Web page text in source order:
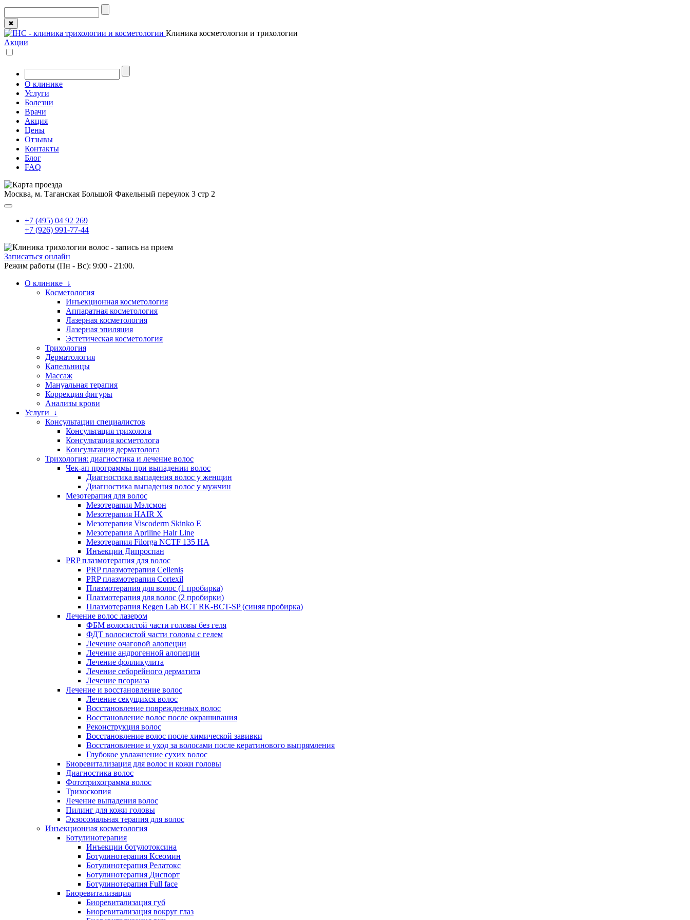
✖
Клиника косметологии и трихологии
Акции
О клинике
Услуги
Болезни
Врачи
Акция
Цены
Отзывы
Контакты
Блог
FAQ
Москва, м. Таганская Большой Факельный переулок 3 стр 2
+7 (495) 04 92 269
+7 (926) 991-77-44
Записаться онлайн
Режим работы (Пн - Вс): 9:00 - 21:00.
О клинике ↓
Косметология
Инъекционная косметология
Аппаратная косметология
Лазерная косметология
Лазерная эпиляция
Эстетическая косметология
Трихология
Дерматология
Капельницы
Массаж
Мануальная терапия
Коррекция фигуры
Анализы крови
Услуги ↓
Консультации специалистов
Консультация трихолога
Консультация косметолога
Консультация дерматолога
Трихология: диагностика и лечение волос
Чек-ап программы при выпадении волос
Диагностика выпадения волос у женщин
Диагностика выпадения волос у мужчин
Мезотерапия для волос
Мезотерапия Мэлсмон
Мезотерапия HAIR X
Мезотерапия Viscoderm Skinko E
Мезотерапия Apriline Hair Line
Мезотерапия Filorga NCTF 135 HA
Инъекции Дипроспан
PRP плазмотерапия для волос
PRP плазмотерапия Cellenis
PRP плазмотерапия Cortexil
Плазмотерапия для волос (1 пробирка)
Плазмотерапия для волос (2 пробирки)
Плазмотерапия Regen Lab BCT RK-BCT-SP (синяя пробирка)
Лечение волос лазером
ФБМ волосистой части головы без геля
ФДТ волосистой части головы с гелем
Лечение очаговой алопеции
Лечение андрогенной алопеции
Лечение фолликулита
Лечение себорейного дерматита
Лечение псориаза
Лечение и восстановление волос
Лечение секущихся волос
Восстановление поврежденных волос
Восстановление волос после окрашивания
Реконструкция волос
Восстановление волос после химической завивки
Восстановление и уход за волосами после кератинового выпрямления
Глубокое увлажнение сухих волос
Биоревитализация для волос и кожи головы
Диагностика волос
Фототрихограмма волос
Трихоскопия
Лечение выпадения волос
Пилинг для кожи головы
Экзосомальная терапия для волос
Инъекционная косметология
Ботулинотерапия
Инъекции ботулотоксина
Ботулинотерапия Ксеомин
Ботулинотерапия Релатокс
Ботулинотерапия Диспорт
Ботулинотерапия Full face
Биоревитализация
Биоревитализация губ
Биоревитализация вокруг глаз